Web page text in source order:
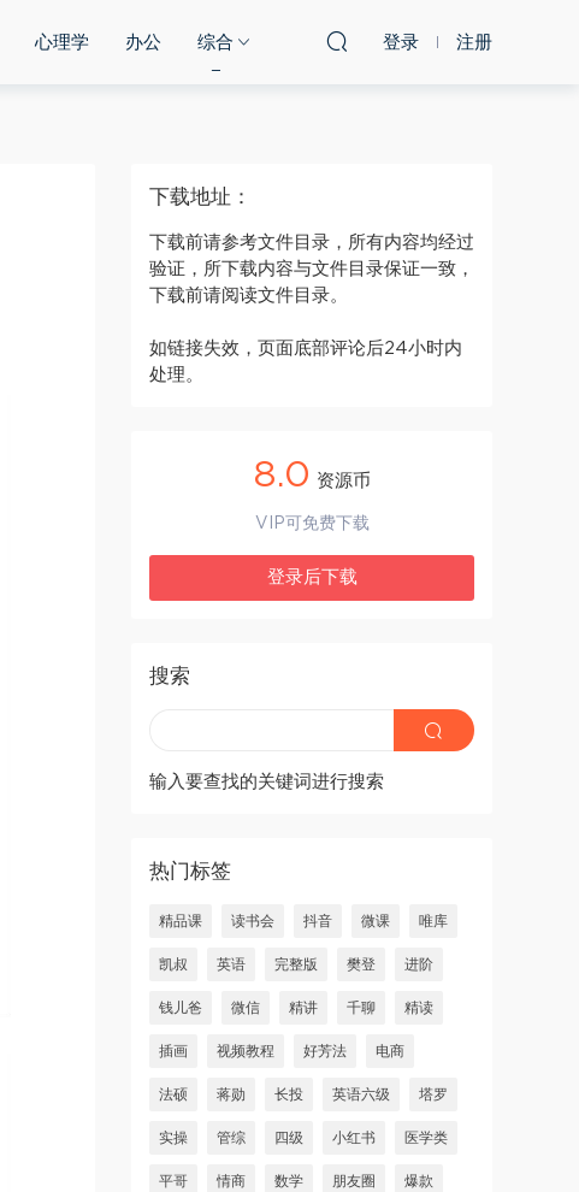
心理学 办公 综合 登录 注册
下载地址：
下载前请参考文件目录，所有内容均经过
验证，所下载内容与文件目录保证一致，
下载前请阅读文件目录。
如链接失效，页面底部评论后24小时内
处理。
8.0 资源币
VIP可免费下载
登录后下载
搜索
输入要查找的关键词进行搜索
热门标签
精品课 读书会 抖音 微课 唯库
凯叔 英语 完整版 樊登 进阶
钱儿爸 微信 精讲 千聊 精读
插画 视频教程 好芳法 电商
法硕 蒋勋 长投 英语六级 塔罗
实操 管综 四级 小红书 医学类
平哥 情商 数学 朋友圈 爆款